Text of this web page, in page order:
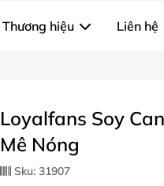
Thương hiệu Liên hệ
Loyalfans Soy
Mê Nóng
Sku: 31907